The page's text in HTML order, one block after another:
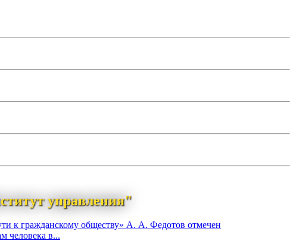
управления"
к гражданскому обществу» А. А. Федотов отмечен
человека в...